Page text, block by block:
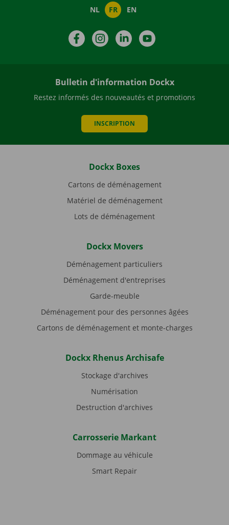
NL FR EN
FacebookInstagramLinkedIn
Bulletin d'information Dockx
Restez informés des nouveautés et promotions
INSCRIPTION
Dockx Boxes
Cartons de déménagement
Matériel de déménagement
Lots de déménagement
Dockx Movers
Déménagement particuliers
Déménagement d'entreprises
Garde-meuble
Déménagement pour des personnes âgées
Cartons de déménagement et monte-charges
Dockx Rhenus Archisafe
Stockage d'archives
Numérisation
Destruction d'archives
Carrosserie Markant
Dommage au véhicule
Smart Repair